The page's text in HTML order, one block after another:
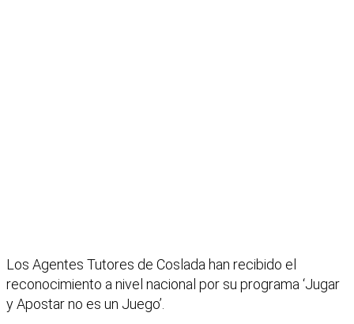
Los Agentes Tutores de Coslada han recibido el
reconocimiento a nivel nacional por su programa ‘Jugar
y Apostar no es un Juego’.